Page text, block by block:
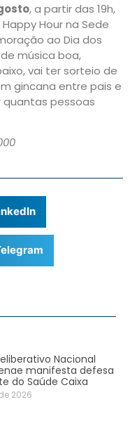
, a partir das 19h,
Hour na Sede
ao Dia dos
música boa,
vai ter sorteio de
gincana entre pais e
quantas pessoas
Nacional
manifesta defesa
do Saúde Caixa
2026